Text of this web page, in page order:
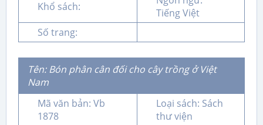
Khổ sách:
Tiếng Việt
Số trang:
Tên: Bón phân cân đối cho cây trồng ở Việt
Nam
Mã văn bản: Vb
1878
Loại sách: Sách
thư viện